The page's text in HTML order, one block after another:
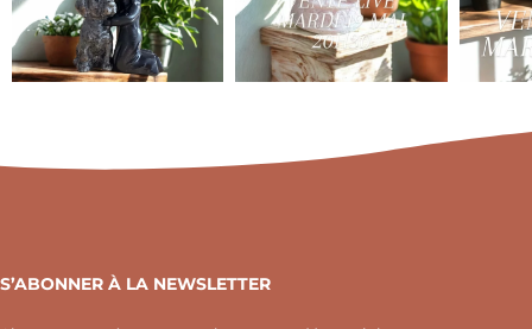
S’ABONNER À LA NEWSLETTER